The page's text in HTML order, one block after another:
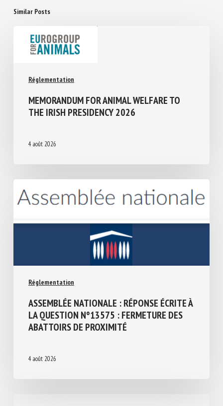
MEMORANDUM FOR ANIMAL WELFARE TO
ASSEMBLÉE NATIONALE : RÉPONSE ÉCRITE
À LA QUESTION N°13575 : FERMETURE